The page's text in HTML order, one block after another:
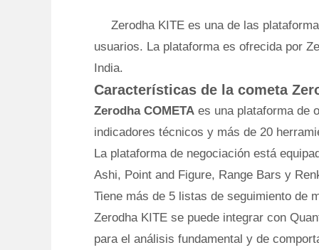
Zerodha KITE es una de las
usuarios. La plataforma es ofrecida por
India.
Características de la cometa
Zerodha COMETA es una plataforma de
indicadores técnicos y más de 20
La plataforma de negociación está
Ashi, Point and Figure, Range Bars y
Tiene más de 5 listas de seguimiento de
Zerodha KITE se puede integrar con
para el análisis fundamental y de